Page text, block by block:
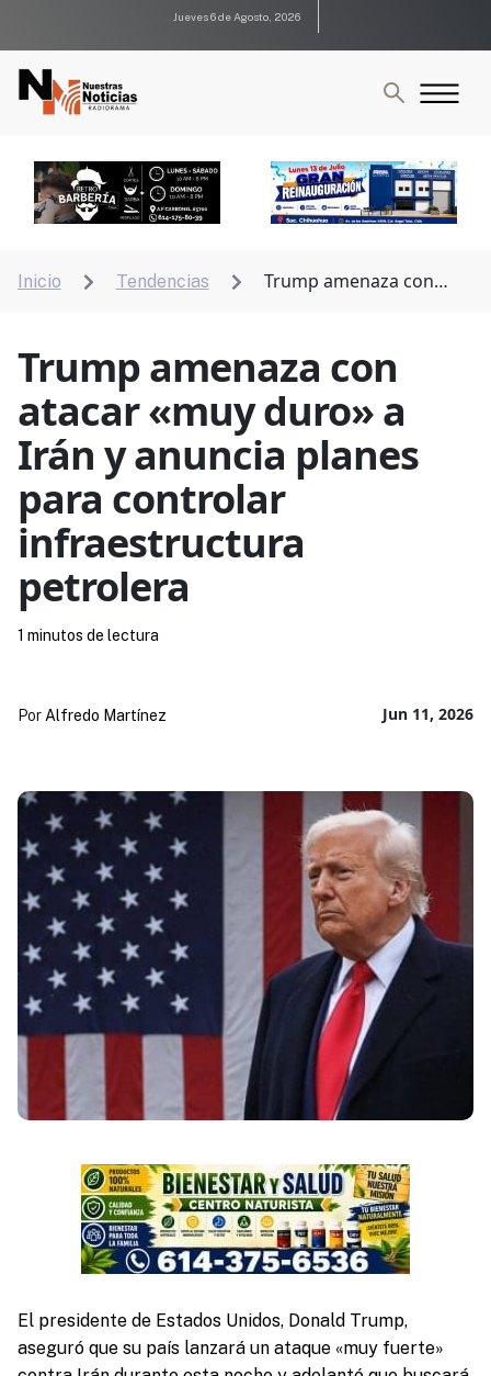
Jueves 6 de Agosto, 2026
Inicio  Tendencias 
Trump amenaza con
Trump amenaza con
atacar «muy duro» a
Irán y anuncia planes
para controlar
infraestructura
petrolera
Jun 11, 2026
Por Alfredo Martínez
1 minutos de lectura
El presidente de Estados Unidos, Donald Trump,
aseguró que su país lanzará un ataque «muy fuerte»